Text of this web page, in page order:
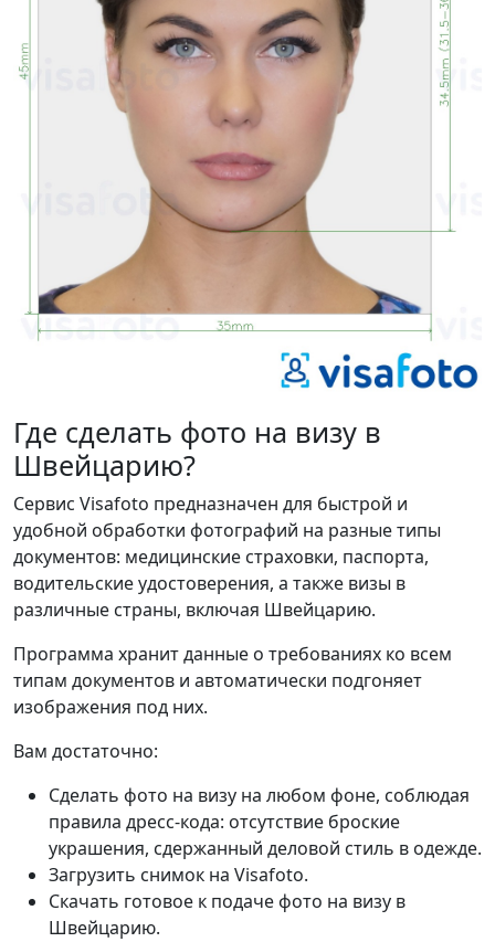
Где сделать фото на визу в
Швейцарию?
Сервис Visafoto предназначен для быстрой и
удобной обработки фотографий на разные типы
документов: медицинские страховки, паспорта,
водительские удостоверения, а также визы в
различные страны, включая Швейцарию.
Программа хранит данные о требованиях ко всем
типам документов и автоматически подгоняет
изображения под них.
Вам достаточно:
Сделать фото на визу на любом фоне, соблюдая
правила дресс-кода: отсутствие броские
украшения, сдержанный деловой стиль в одежде.
Загрузить снимок на Visafoto.
Скачать готовое к подаче фото на визу в
Швейцарию.